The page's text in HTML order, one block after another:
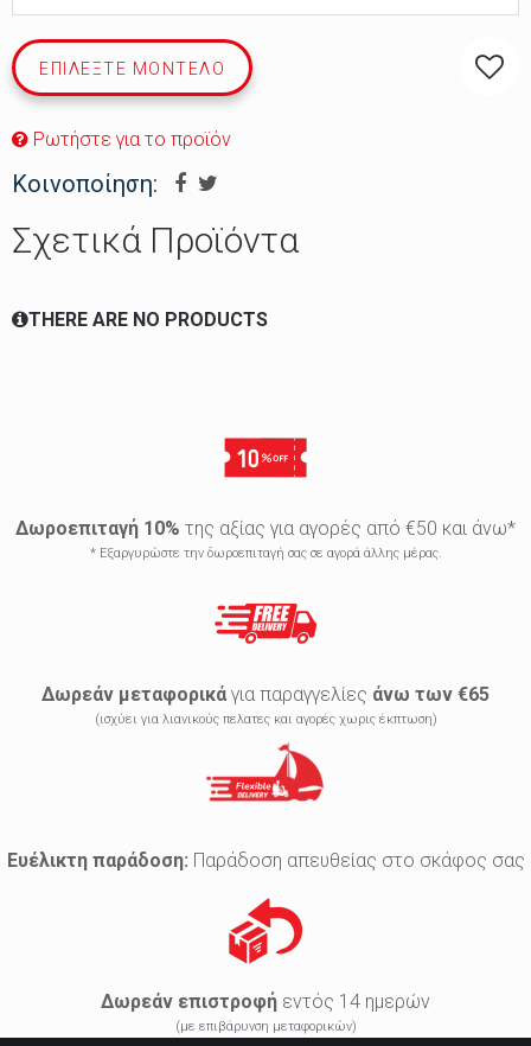
ΕΠΙΛΈΞΤΕ ΜΟΝΤΈΛΟ
Ρωτήστε για το προϊόν
Κοινοποίηση:
Σχετικά Προϊόντα
THERE ARE NO PRODUCTS
Δωροεπιταγή 10% της αξίας για αγορές από €50 και άνω*
* Εξαργυρώστε την δωροεπιταγή σας σε αγορά άλλης μέρας.
Δωρεάν μεταφορικά για παραγγελίες άνω των €65
(ισχύει για λιανικούς πελατες και αγορές χωρις έκπτωση)
Ευέλικτη παράδοση: Παράδοση απευθείας στο σκάφος σας
Δωρεάν επιστροφή εντός 14 ημερών
(με επιβάρυνση μεταφορικών)